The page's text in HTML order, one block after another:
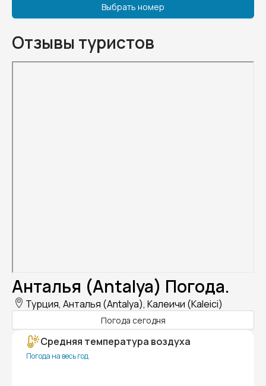
Выбрать номер
Отзывы туристов
Анталья (Antalya) Погода.
Турция, Анталья (Antalya), Калеичи (Kaleici)
Погода сегодня
Средняя температура воздуха
Погода на весь год